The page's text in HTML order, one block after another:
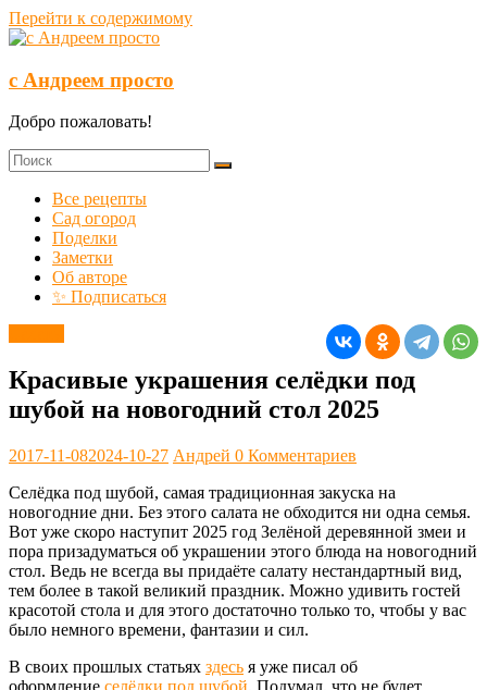
Перейти к содержимому
с Андреем просто
Добро пожаловать!
Все рецепты
Сад огород
Поделки
Заметки
Об авторе
✨ Подписаться
Красивые украшения селёдки под
шубой на новогодний стол 2025
2017-11-082024-10-27 Андрей 0 Комментариев
Селёдка под шубой, самая традиционная закуска на
новогодние дни. Без этого салата не обходится ни одна семья.
Вот уже скоро наступит 2025 год Зелёной деревянной змеи и
пора призадуматься об украшении этого блюда на новогодний
стол. Ведь не всегда вы придаёте салату нестандартный вид,
тем более в такой великий праздник. Можно удивить гостей
красотой стола и для этого достаточно только то, чтобы у вас
было немного времени, фантазии и сил.
В своих прошлых статьях здесь я уже писал об